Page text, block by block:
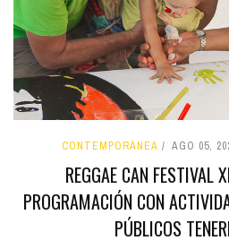
CONTEMPORÁNEA AGO 05,
REGGAE CAN FESTIVAL
PROGRAMACIÓN CON
PÚBLICOS